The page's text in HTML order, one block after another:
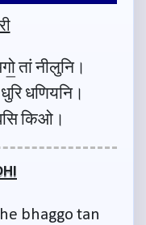
तां नीलुनि।
धणियनि।
किओ।
bhaggo tan